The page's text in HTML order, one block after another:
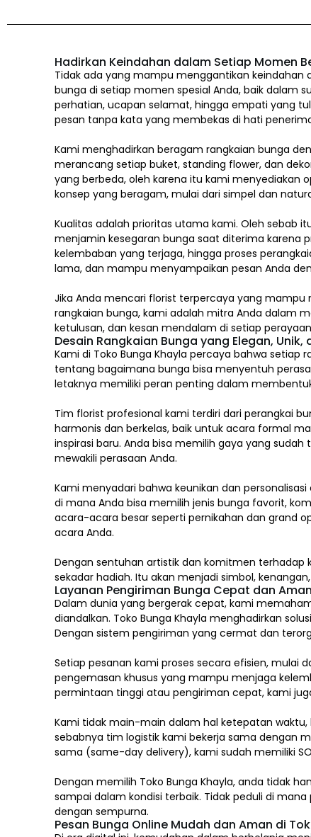
Hadirkan Keindahan dalam Setiap Momen
Tidak ada yang mampu menggantikan keindahan
bunga di setiap momen spesial Anda, baik dalam
perhatian, ucapan selamat, hingga empati yang
pesan tanpa kata yang membekas di hati
Kami menghadirkan beragam rangkaian bunga
merancang setiap buket, standing flower, dan
yang berbeda, oleh karena itu kami menyediakan
konsep yang beragam, mulai dari simpel dan
Kualitas adalah prioritas utama kami. Oleh sebab
menjamin kesegaran bunga saat diterima karena
kelembaban yang terjaga, hingga proses
lama, dan mampu menyampaikan pesan Anda
Jika Anda mencari florist terpercaya yang mampu
rangkaian bunga, kami adalah mitra Anda dalam
ketulusan, dan kesan mendalam di setiap
Desain Rangkaian Bunga yang Elegan, Unik,
Kami di Toko Bunga Khayla percaya bahwa setiap
tentang bagaimana bunga bisa menyentuh
letaknya memiliki peran penting dalam
Tim florist profesional kami terdiri dari perangkai
harmonis dan berkelas, baik untuk acara formal
inspirasi baru. Anda bisa memilih gaya yang
mewakili perasaan Anda.
Kami menyadari bahwa keunikan danpersonalisasi
di mana Anda bisa memilih jenis bunga favorit,
acara-acara besar seperti pernikahan dan grand
acara Anda.
Dengan sentuhan artistik dan komitmen terhadap
sekadar hadiah. Itu akan menjadi simbol,
Layanan Pengiriman Bunga Cepat dan
Dalam dunia yang bergerak cepat, kami
diandalkan. Toko Bunga Khayla menghadirkan
Dengan sistem pengiriman yang cermat dan
Setiap pesanan kami proses secara efisien, mulai
pengemasan khusus yang mampu menjaga
permintaan tinggi atau pengiriman cepat, kami
Kami tidak main-main dalam hal ketepatan
sebabnya tim logistik kami bekerja sama dengan
sama (same-day delivery), kami sudah memiliki
Dengan memilih Toko Bunga Khayla, anda tidak
sampai dalam kondisi terbaik. Tidak peduli di
dengan sempurna.
Pesan Bunga Online Mudah dan Aman di